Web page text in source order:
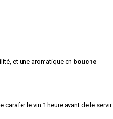
et une aromatique en bouche
le vin 1 heure avant de le servir.